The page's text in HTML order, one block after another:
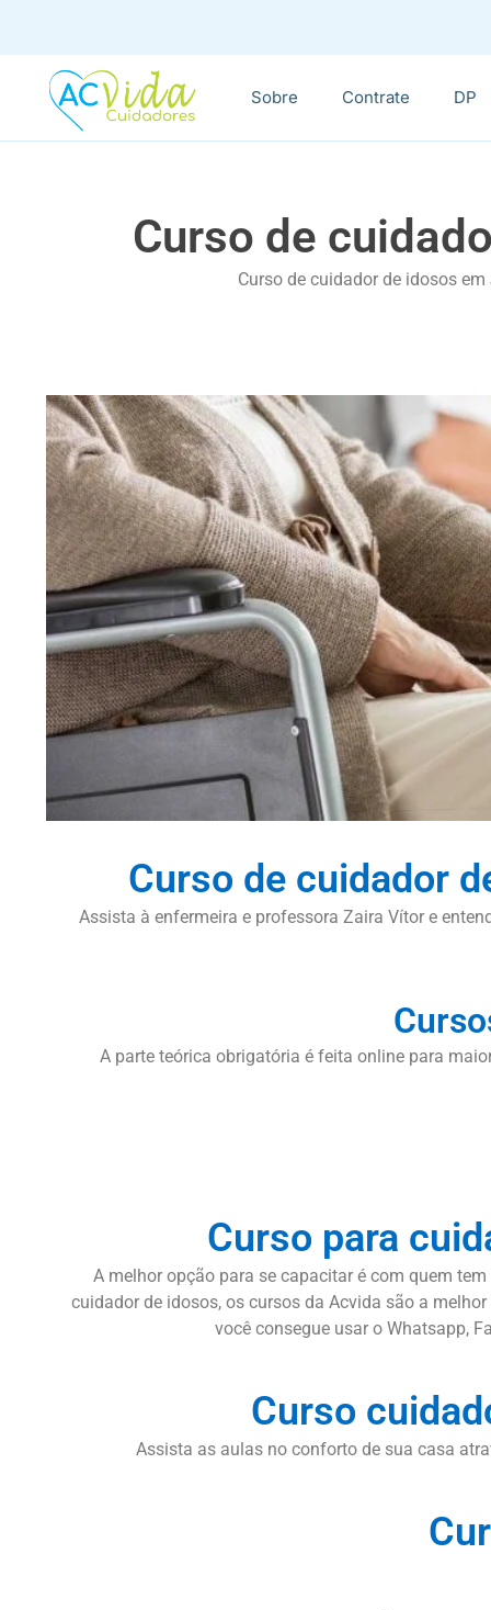
Sobre Contrate DP
Curso de
Curso de cuidador de idosos
Curso de cuidador
Assista à enfermeira e professora Zaira Vítor e
A parte teórica obrigatória é feita online para
Curso para
A melhor opção para se capacitar é com quem
cuidador de idosos, os cursos da Acvida são a
você consegue usar o Whatsapp,
Curso
Assista as aulas no conforto de sua casa